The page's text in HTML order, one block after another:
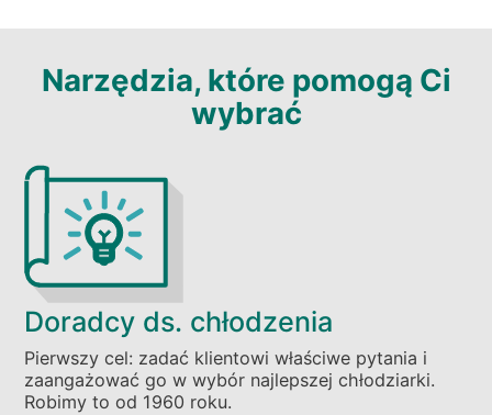
Narzędzia, które pomogą Ci
wybrać
Doradcy ds. chłodzenia
Pierwszy cel: zadać klientowi właściwe pytania i
zaangażować go w wybór najlepszej chłodziarki.
Robimy to od 1960 roku.